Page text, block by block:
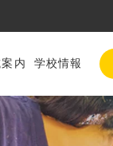
内 学校情報